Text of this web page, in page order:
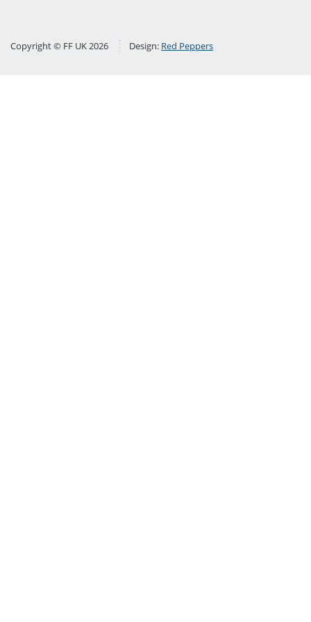
Copyright © FF UK 2026 Design: Red Peppers